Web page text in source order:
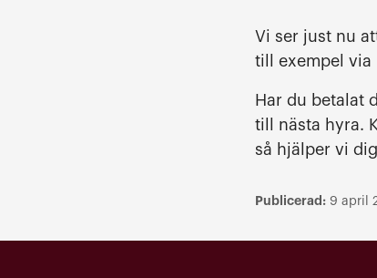
Vi ser just nu
till exempel via
Har du betalat
till nästa hyra.
så hjälper vi
Publicerad: 9 april